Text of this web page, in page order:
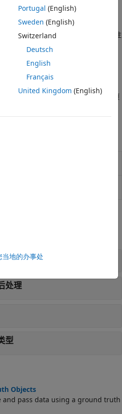
签，并根据任务要求过滤和组织注
、selectLabelsByType
。工具箱还支持使用以下函数对已标注
于合并多个真实值目标，
数据集引用，以及
据，
writeVideoScenes
可帮助管理场景级注解。
签，请考虑在图像标注器中创建团队项
觉应用标注图像
处理
型
Objects
and pass data using a ground truth
Portugal (English)
Sweden (English)
Switzerland
Deutsch
English
Français
United Kingdom (English)
当地的办事处